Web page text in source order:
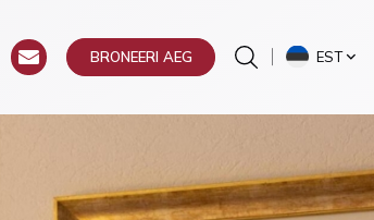
BRONEERI AEG EST